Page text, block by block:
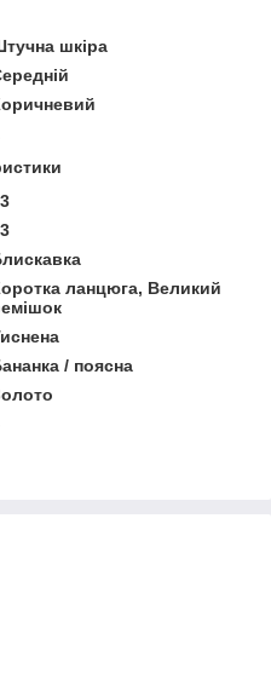
шкіра
ланцюга, Великий
/ поясна